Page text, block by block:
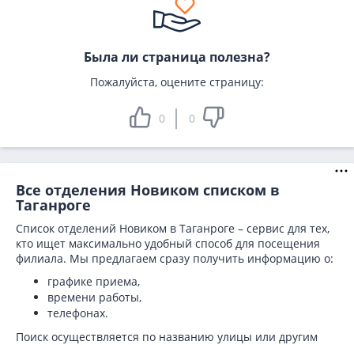
Была ли страница полезна?
Пожалуйста, оцените страницу:
0 0
Все отделения Новиком списком в
Таганроге
Список отделений Новиком в Таганроге – сервис для тех,
кто ищет максимально удобный способ для посещения
филиала. Мы предлагаем сразу получить информацию о:
графике приема,
времени работы,
телефонах.
Поиск осуществляется по названию улицы или другим